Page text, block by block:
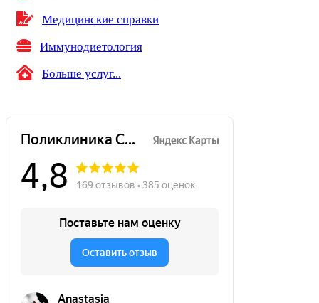
Медицинские справки
Иммунодиетология
Больше услуг...